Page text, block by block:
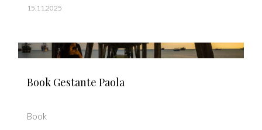
15.11.2025
Book Gestante Paola
Book